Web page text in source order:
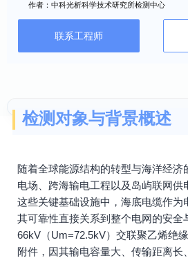
作者：中科光析科学技术研究所检测中心
联系工程师
检测对象与背景概述
随着全球能源结构的转型与海洋经济
电场、跨海输电工程以及岛屿联网供
这些关键基础设施中，海底电缆作为
其可靠性直接关系到整个电网的安全
66kV（Um=72.5kV）交联聚乙烯绝
附件，因其输电容量大、传输距离长